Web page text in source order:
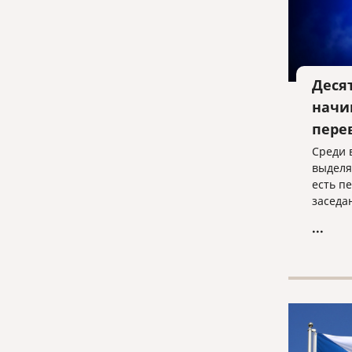
Среди
есть
когда
...